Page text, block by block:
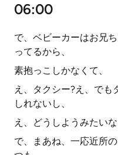
06:00
で、ベビーカーはお兄
ってるから、
素抱っこしかなくて、
え、タクシー?え、でも
しれないし、
え、どうしようみたいな
で、まあね、一応近所